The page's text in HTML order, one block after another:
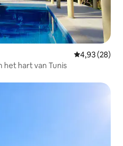
Gemiddelde
4,93 (28)
het hart van Tunis